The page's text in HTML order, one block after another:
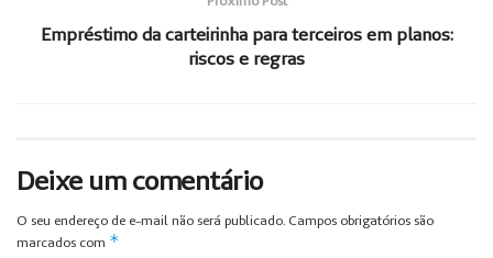
Empréstimo da carteirinha para terceiros em planos:
riscos e regras
Deixe um comentário
O seu endereço de e-mail não será publicado. Campos obrigatórios são
marcados com *